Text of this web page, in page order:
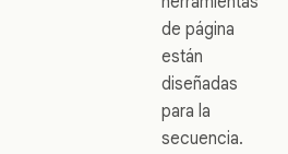
de página
están
diseñadas
para la
secuencia.